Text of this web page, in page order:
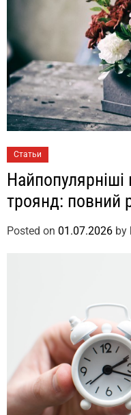
Статьи
Найпопулярніші
троянд: повний
Posted on 01.07.2026 by